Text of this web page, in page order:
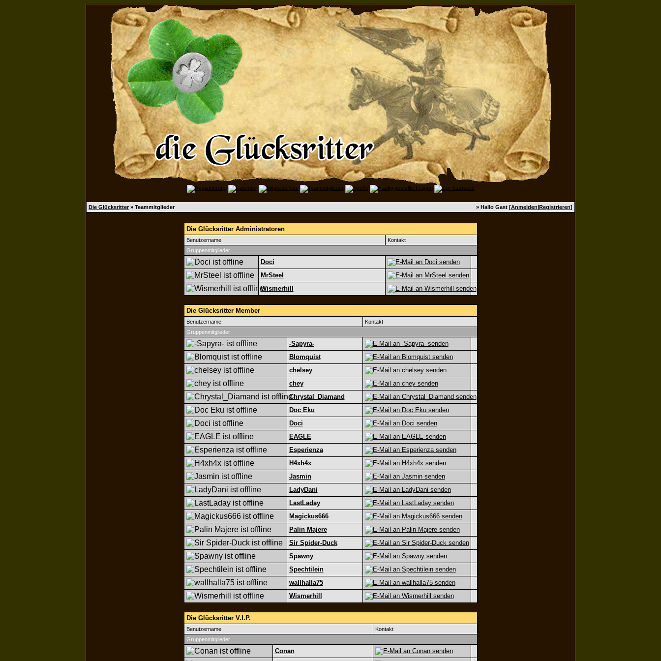
Die Glücksritter » Teammitglieder » Hallo Gast [Anmelden|Registrieren]
Die Glücksritter Administratoren
Benutzername
Kontakt
Gruppenmitglieder
Doci
MrSteel
Wismerhill
Die Glücksritter Member
Benutzername
Kontakt
Gruppenmitglieder
-Sapyra-
Blomquist
chelsey
chey
Chrystal_Diamand
Doc Eku
Doci
EAGLE
Esperienza
H4xh4x
Jasmin
LadyDani
LastLaday
Magickus666
Palin Majere
Sir Spider-Duck
Spawny
Spechtilein
wallhalla75
Wismerhill
Die Glücksritter V.I.P.
Benutzername
Kontakt
Gruppenmitglieder
Conan